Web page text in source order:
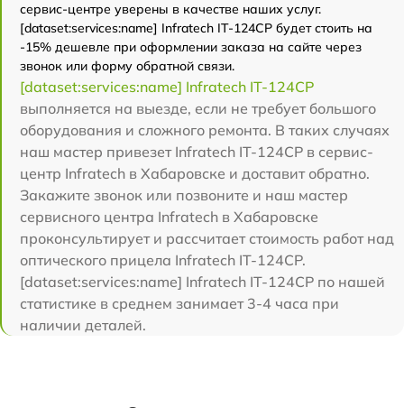
сервис-центре уверены в качестве наших услуг.
[dataset:services:name] Infratech IT-124CP будет стоить на
-15% дешевле при оформлении заказа на сайте через
звонок или форму обратной связи.
[dataset:services:name] Infratech IT-124CP
выполняется на выезде, если не требует большого
оборудования и сложного ремонта. В таких случаях
наш мастер привезет Infratech IT-124CP в сервис-
центр Infratech в Хабаровске и доставит обратно.
Закажите звонок или позвоните и наш мастер
сервисного центра Infratech в Хабаровске
проконсультирует и рассчитает стоимость работ над
оптического прицела Infratech IT-124CP.
[dataset:services:name] Infratech IT-124CP по нашей
статистике в среднем занимает 3-4 часа при
наличии деталей.